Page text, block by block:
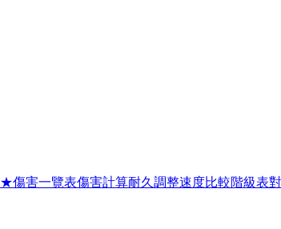
★傷害一覽表傷害計算耐久調整速度比較階級表